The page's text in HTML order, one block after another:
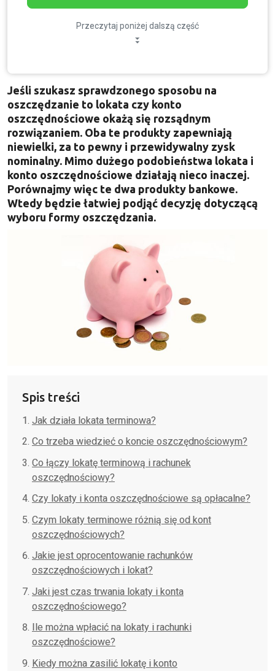
Przeczytaj poniżej dalszą część
Jeśli szukasz sprawdzonego sposobu na
oszczędzanie to lokata czy konto
oszczędnościowe okażą się rozsądnym
rozwiązaniem. Oba te produkty zapewniają
niewielki, za to pewny i przewidywalny zysk
nominalny. Mimo dużego podobieństwa lokata i
konto oszczędnościowe działają nieco inaczej.
Porównajmy więc te dwa produkty bankowe.
Wtedy będzie łatwiej podjąć decyzję dotyczącą
wyboru formy oszczędzania.
Spis treści
Jak działa lokata terminowa?
Co trzeba wiedzieć o koncie oszczędnościowym?
Co łączy lokatę terminową i rachunek
oszczędnościowy?
Czy lokaty i konta oszczędnościowe są opłacalne?
Czym lokaty terminowe różnią się od kont
oszczędnościowych?
Jakie jest oprocentowanie rachunków
oszczędnościowych i lokat?
Jaki jest czas trwania lokaty i konta
oszczędnościowego?
Ile można wpłacić na lokaty i rachunki
oszczędnościowe?
Kiedy można zasilić lokatę i konto